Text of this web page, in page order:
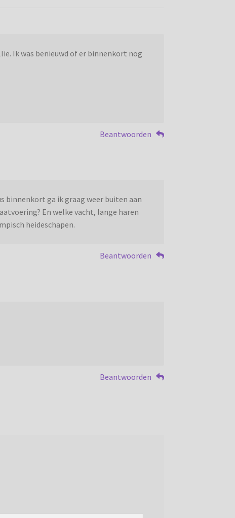
Ik was benieuwd of er binnenkort nog
Beantwoorden
binnenkort ga ik graag weer buiten aan
En welke vacht, lange haren
heideschapen.
Beantwoorden
Beantwoorden